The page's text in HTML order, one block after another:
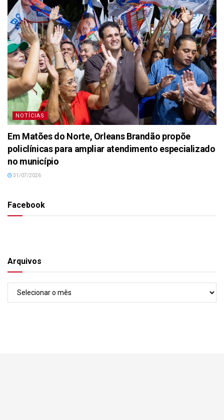
NOTÍCIAS
Em Matões do Norte, Orleans Brandão propõe
policlínicas para ampliar atendimento especializado
no município
31/07/2026
Facebook
Arquivos